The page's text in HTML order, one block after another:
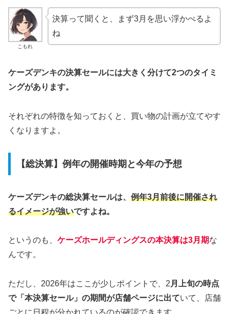
こもれ
決算って聞くと、まず3月を思い浮かべるよ
ね
ケーズデンキの決算セールには大きく分けて2つのタイミ
ングがあります。
それぞれの特徴を知っておくと、買い物の計画が立てやす
くなりますよ。
【総決算】例年の開催時期と今年の予想
ケーズデンキの総決算セールは、 例年3月前後に開催され
るイメージが強いですよね。
というのも、 ケーズホールディングスの本決算は3月期な
んです。
ただし、2026年はここが少しポイントで、2 月上旬の時点
で「本決算セール」の期間が店舗ページに出ていて、店舗